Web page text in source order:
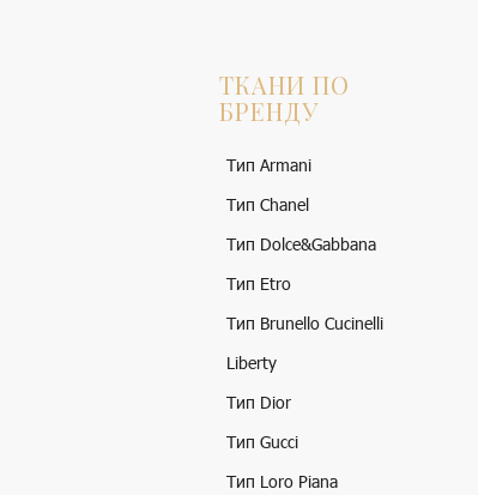
ТКАНИ ПО
БРЕНДУ
Тип Armani
Тип Chanel
Тип Dolce&Gabbana
Тип Etro
Тип Brunello Cucinelli
Liberty
Тип Dior
Тип Gucci
Тип Loro Piana